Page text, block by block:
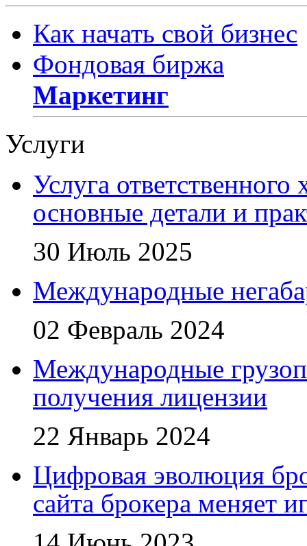
Как начать свой бизнес
Фондовая биржа
Маркетинг
Услуги
Услуга
основные детали и
30 Июль 2025
Международные
02 Февраль 2024
Международные
получения лицензии
22 Январь 2024
Цифровая эволюция
сайта брокера меняет